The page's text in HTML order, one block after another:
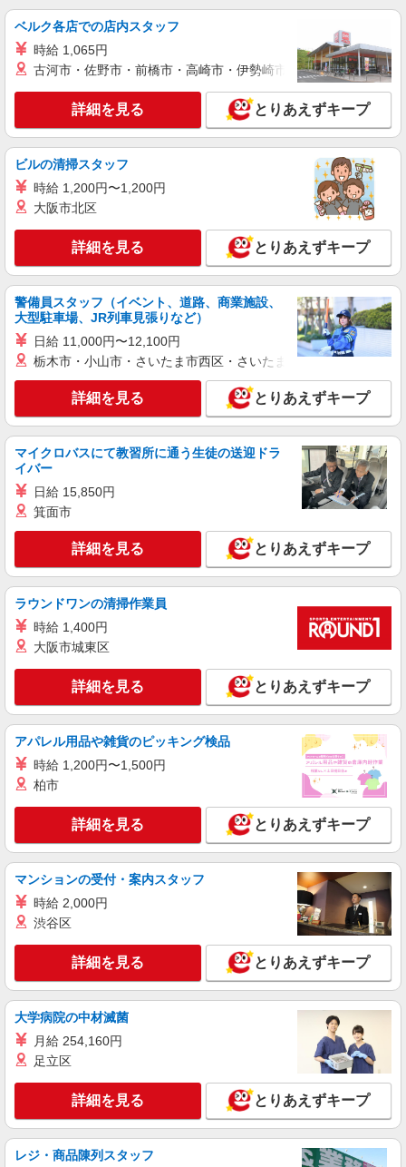
ベルク各店での店内スタッフ
時給 1,065円
古河市・佐野市・前橋市・高崎市・伊勢崎市・太田市・館林市
詳細を見る とりあえずキープ
ビルの清掃スタッフ
時給 1,200円〜1,200円
大阪市北区
詳細を見る とりあえずキープ
警備員スタッフ（イベント、道路、商業施設、
大型駐車場、JR列車見張りなど）
日給 11,000円〜12,100円
栃木市・小山市・さいたま市西区・さいたま市岩槻区・久喜市・
詳細を見る とりあえずキープ
マイクロバスにて教習所に通う生徒の送迎ドラ
イバー
日給 15,850円
箕面市
詳細を見る とりあえずキープ
ラウンドワンの清掃作業員
時給 1,400円
大阪市城東区
詳細を見る とりあえずキープ
アパレル用品や雑貨のピッキング検品
時給 1,200円〜1,500円
柏市
詳細を見る とりあえずキープ
マンションの受付・案内スタッフ
時給 2,000円
渋谷区
詳細を見る とりあえずキープ
大学病院の中材滅菌
月給 254,160円
足立区
詳細を見る とりあえずキープ
レジ・商品陳列スタッフ